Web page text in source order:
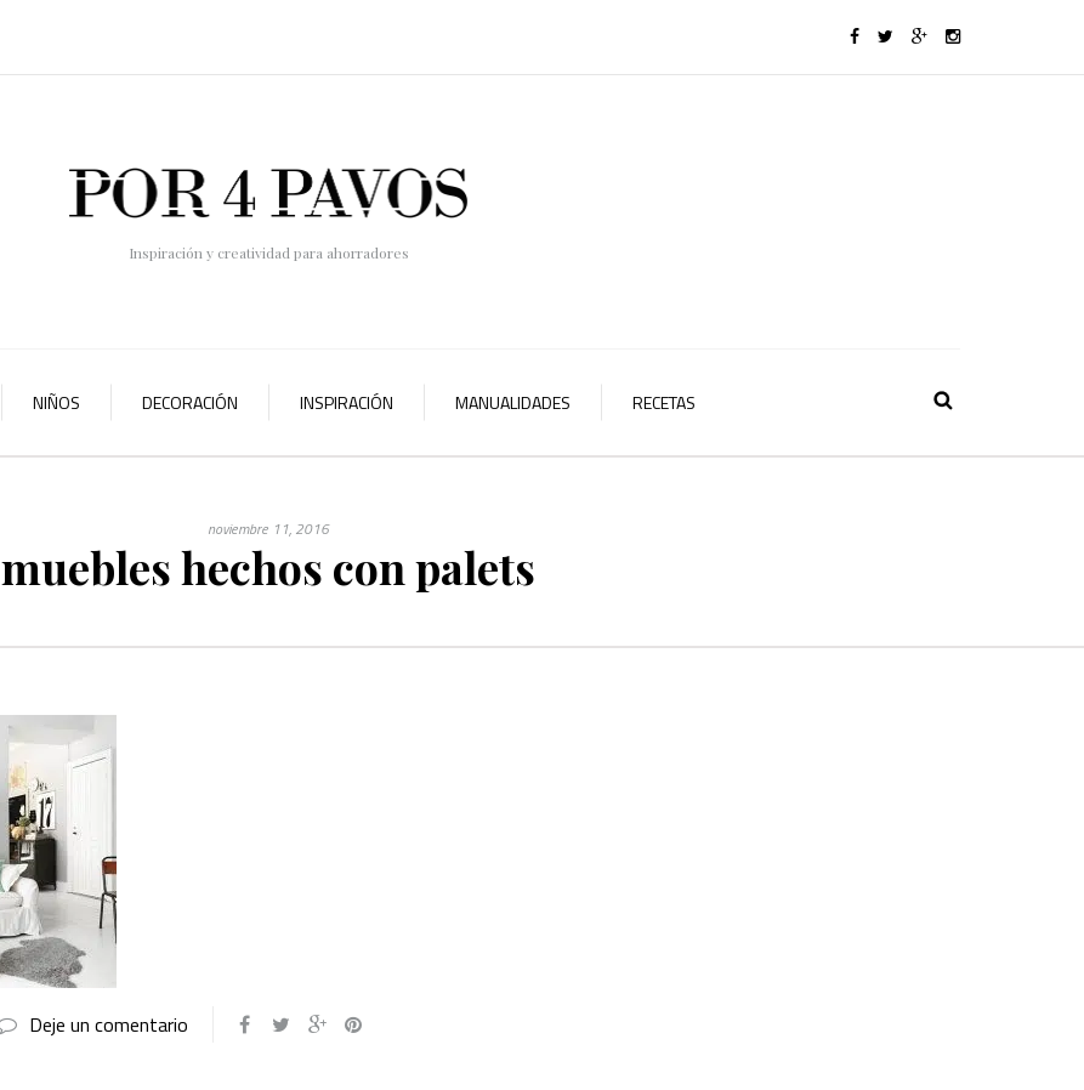
Inspiración y creatividad para ahorradores
NIÑOS DECORACIÓN INSPIRACIÓN MANUALIDADES RECETAS
noviembre 11, 2016
muebles hechos con palets
Deje un comentario